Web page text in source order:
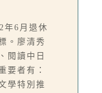
年6月退休
。廖清秀
閱讀中日
要者有：
學特別推